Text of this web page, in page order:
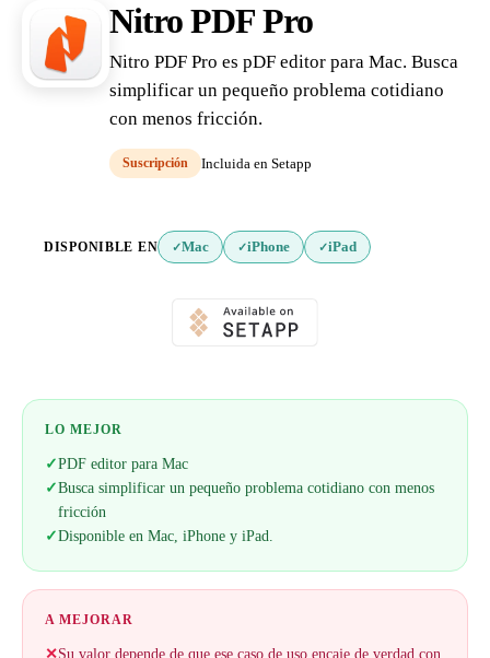
Nitro PDF Pro
Nitro PDF Pro es pDF editor para Mac. Busca
simplificar un pequeño problema cotidiano
con menos fricción.
Suscripción Incluida en Setapp
DISPONIBLE EN ✓Mac ✓iPhone ✓iPad
LO MEJOR
✓PDF editor para Mac
✓Busca simplificar un pequeño problema cotidiano con menos
fricción
✓Disponible en Mac, iPhone y iPad.
A MEJORAR
✕Su valor depende de que ese caso de uso encaje de verdad con